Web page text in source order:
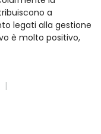
a
legati alla gestione
è molto positivo,